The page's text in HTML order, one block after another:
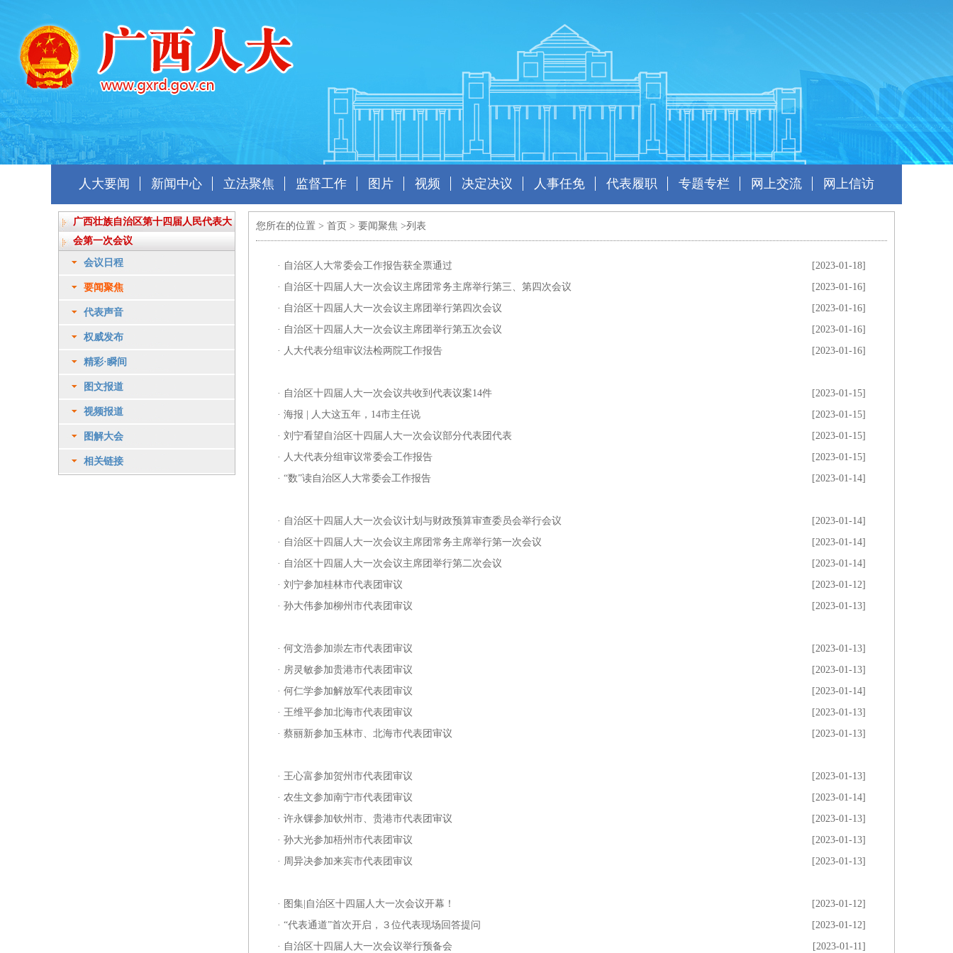
人大要闻 新闻中心 立法聚焦 监督工作 图片 视频 决定决议 人事任免 代表履职 专题专栏 网上交流 网上信访
广西壮族自治区第十四届人民代表大
会第一次会议
会议日程
要闻聚焦
代表声音
权威发布
精彩·瞬间
图文报道
视频报道
图解大会
相关链接
您所在的位置 > 首页 > 要闻聚焦 >列表
[2023-01-18]
· 自治区人大常委会工作报告获全票通过
[2023-01-16]
· 自治区十四届人大一次会议主席团常务主席举行第三、第四次会议
[2023-01-16]
· 自治区十四届人大一次会议主席团举行第四次会议
[2023-01-16]
· 自治区十四届人大一次会议主席团举行第五次会议
[2023-01-16]
· 人大代表分组审议法检两院工作报告
[2023-01-15]
· 自治区十四届人大一次会议共收到代表议案14件
[2023-01-15]
· 海报 | 人大这五年，14市主任说
[2023-01-15]
· 刘宁看望自治区十四届人大一次会议部分代表团代表
[2023-01-15]
· 人大代表分组审议常委会工作报告
[2023-01-14]
· “数”读自治区人大常委会工作报告
[2023-01-14]
· 自治区十四届人大一次会议计划与财政预算审查委员会举行会议
[2023-01-14]
· 自治区十四届人大一次会议主席团常务主席举行第一次会议
[2023-01-14]
· 自治区十四届人大一次会议主席团举行第二次会议
[2023-01-12]
· 刘宁参加桂林市代表团审议
[2023-01-13]
· 孙大伟参加柳州市代表团审议
[2023-01-13]
· 何文浩参加崇左市代表团审议
[2023-01-13]
· 房灵敏参加贵港市代表团审议
[2023-01-14]
· 何仁学参加解放军代表团审议
[2023-01-13]
· 王维平参加北海市代表团审议
[2023-01-13]
· 蔡丽新参加玉林市、北海市代表团审议
[2023-01-13]
· 王心富参加贺州市代表团审议
[2023-01-14]
· 农生文参加南宁市代表团审议
[2023-01-13]
· 许永锞参加钦州市、贵港市代表团审议
[2023-01-13]
· 孙大光参加梧州市代表团审议
[2023-01-13]
· 周异决参加来宾市代表团审议
[2023-01-12]
· 图集|自治区十四届人大一次会议开幕！
[2023-01-12]
· “代表通道”首次开启，３位代表现场回答提问
[2023-01-11]
· 自治区十四届人大一次会议举行预备会